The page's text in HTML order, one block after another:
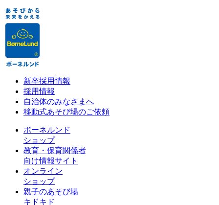
新卒採用情報
採用情報
自治体のみなさまへ
移動式あそび場のご依頼
ボーネルンド
ショップ
教育・保育関係者
向け情報サイト
オンライン
ショップ
親子のあそび場
キドキド